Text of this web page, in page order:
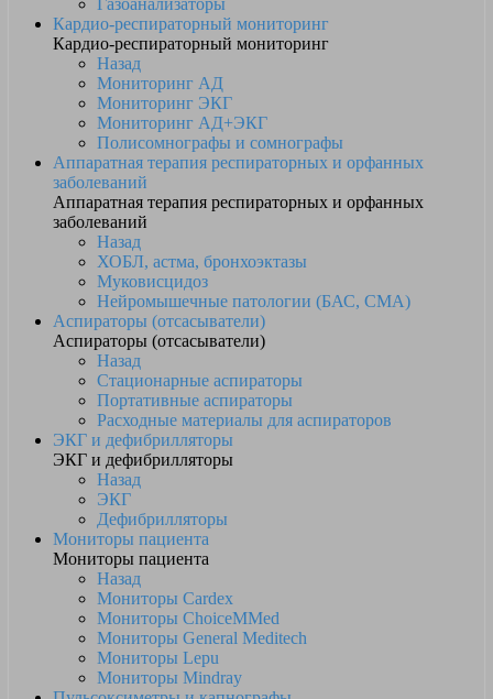
Газоанализаторы
Кардио-респираторный мониторинг
Кардио-респираторный мониторинг
Назад
Мониторинг АД
Мониторинг ЭКГ
Мониторинг АД+ЭКГ
Полисомнографы и сомнографы
Аппаратная терапия респираторных и орфанных
заболеваний
Аппаратная терапия респираторных и орфанных
заболеваний
Назад
ХОБЛ, астма, бронхоэктазы
Муковисцидоз
Нейромышечные патологии (БАС, СМА)
Аспираторы (отсасыватели)
Аспираторы (отсасыватели)
Назад
Стационарные аспираторы
Портативные аспираторы
Расходные материалы для аспираторов
ЭКГ и дефибрилляторы
ЭКГ и дефибрилляторы
Назад
ЭКГ
Дефибрилляторы
Мониторы пациента
Мониторы пациента
Назад
Мониторы Cardex
Мониторы ChoiceMMed
Мониторы General Meditech
Мониторы Lepu
Мониторы Mindray